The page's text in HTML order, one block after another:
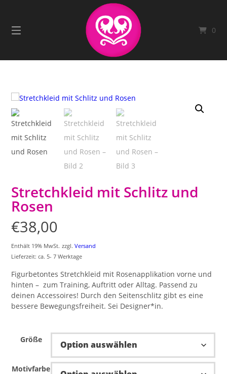
Inhalt
0
Stretchkleid mit Schlitz und
Rosen
€38,00
Enthält 19% MwSt. zzgl.Versand
Lieferzeit: ca. 5- 7 Werktage
Figurbetontes Stretchkleid mit Rosenapplikation vorne und
hinten – zum Training, Auftritt oder Alltag. Passend zu
deinen Accessoires! Durch den Seitenschlitz gibt es eine
bessere Bewegungsfreiheit. Sei Designer*in.
Größe
Motivfarbe